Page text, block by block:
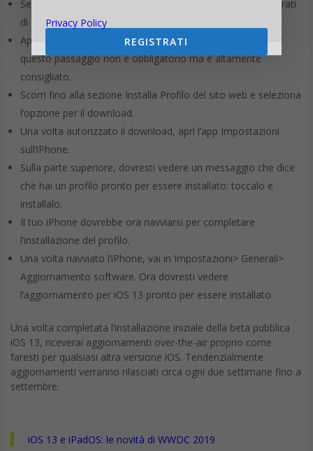
Seleziona il link per
i e assicurati
di essere nella scheda iOS dell’interfaccia.
Apple consiglierà di eseguire un backup utilizzando iTunes:
questo passaggio non è obbligatorio ma è altamente
consigliato.
Scorri fino alla sezione Installa Profilo del sito web e seleziona
l’opzione per il download.
Una volta autorizzato il download, apri l’app Impostazioni
sull’iPhone.
Sulla parte superiore, dovresti vedere un messaggio che dice
che hai un profilo pronto per essere installato: toccalo e
installalo.
Il tuo iPhone dovrebbe ora riavviarsi per completare
l’installazione del profilo.
Una volta riavviato l’iPhone, vai in Impostazioni> Generali>
Aggiornamento software. Ora dovresti vedere
l’aggiornamento per iOS 13 pronto per essere installato.
Una volta completata l’installazione iniziale della beta pubblica
iOS 13, riceverai aggiornamenti over-the-air proprio come
faresti per qualsiasi altra versione iOS. Tendenzialmente
aggiornamenti verranno rilasciati circa ogni due settimane fino a
settembre.
iOS 13 e iPadOS: le novità di WWDC 2019
Privacy Policy
REGISTRATI